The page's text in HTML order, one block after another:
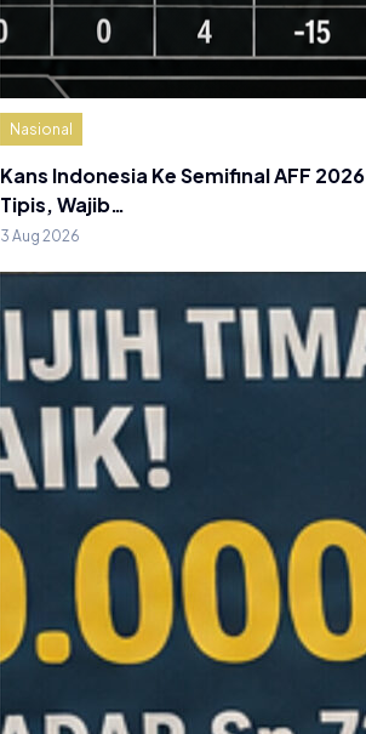
Nasional
Kans Indonesia Ke Semifinal AFF 2026
Tipis, Wajib…
3 Aug 2026